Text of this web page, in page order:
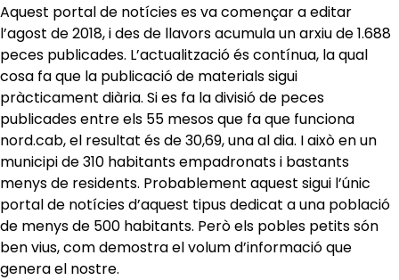
Aquest portal de notícies es va començar a editar
l’agost de 2018, i des de llavors acumula un arxiu de 1.688
peces publicades. L’actualització és contínua, la qual
cosa fa que la publicació de materials sigui
pràcticament diària. Si es fa la divisió de peces
publicades entre els 55 mesos que fa que funciona
nord.cab, el resultat és de 30,69, una al dia. I això en un
municipi de 310 habitants empadronats i bastants
menys de residents. Probablement aquest sigui l’únic
portal de notícies d’aquest tipus dedicat a una població
de menys de 500 habitants. Però els pobles petits són
ben vius, com demostra el volum d’informació que
genera el nostre.